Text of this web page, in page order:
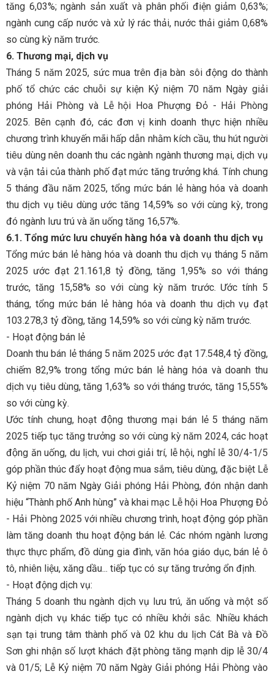
tăng 6,03%; ngành sản xuất và phân phối điện giảm 0,63%;
ngành cung cấp nước và xử lý rác thải, nước thải giảm 0,68%
so cùng kỳ năm trước.
6. Thương mại, dịch vụ
Tháng 5 năm 2025, sức mua trên địa bàn sôi động do thành
phố tổ chức các chuỗi sự kiện Kỷ niệm 70 năm Ngày giải
phóng Hải Phòng và Lễ hội Hoa Phượng Đỏ - Hải Phòng
2025. Bên cạnh đó, các đơn vị kinh doanh thực hiện nhiều
chương trình khuyến mãi hấp dẫn nhằm kích cầu, thu hút người
tiêu dùng nên doanh thu các ngành ngành thương mại, dịch vụ
và vận tải của thành phố đạt mức tăng trưởng khá. Tính chung
5 tháng đầu năm 2025, tổng mức bán lẻ hàng hóa và doanh
thu dịch vụ tiêu dùng ước tăng 14,59% so với cùng kỳ, trong
đó ngành lưu trú và ăn uống tăng 16,57%.
6.1. Tổng mức lưu chuyển hàng hóa và doanh thu dịch vụ
Tổng mức bán lẻ hàng hóa và doanh thu dịch vụ tháng 5 năm
2025 ước đạt 21.161,8 tỷ đồng, tăng 1,95% so với tháng
trước, tăng 15,58% so với cùng kỳ năm trước. Ước tính 5
tháng, tổng mức bán lẻ hàng hóa và doanh thu dịch vụ đạt
103.278,3 tỷ đồng, tăng 14,59% so với cùng kỳ năm trước.
- Hoạt động bán lẻ
Doanh thu bán lẻ tháng 5 năm 2025 ước đạt 17.548,4 tỷ đồng,
chiếm 82,9% trong tổng mức bán lẻ hàng hóa và doanh thu
dịch vụ tiêu dùng, tăng 1,63% so với tháng trước, tăng 15,55%
so với cùng kỳ.
Ước tính chung, hoạt động thương mại bán lẻ 5 tháng năm
2025 tiếp tục tăng trưởng so với cùng kỳ năm 2024, các hoạt
động ăn uống, du lịch, vui chơi giải trí, lễ hội, nghỉ lễ 30/4-1/5
góp phần thúc đẩy hoạt động mua sắm, tiêu dùng, đặc biệt Lễ
Kỷ niệm 70 năm Ngày Giải phóng Hải Phòng, đón nhận danh
hiệu “Thành phố Anh hùng” và khai mạc Lễ hội Hoa Phượng Đỏ
- Hải Phòng 2025 với nhiều chương trình, hoạt động góp phần
làm tăng doanh thu hoạt động bán lẻ. Các nhóm ngành lương
thực thực phẩm, đồ dùng gia đình, văn hóa giáo dục, bán lẻ ô
tô, nhiên liệu, xăng dầu... tiếp tục có sự tăng trưởng ổn định.
- Hoạt động dịch vụ:
Tháng 5 doanh thu ngành dịch vụ lưu trú, ăn uống và một số
ngành dịch vụ khác tiếp tục có nhiều khởi sắc. Nhiều khách
sạn tại trung tâm thành phố và 02 khu du lịch Cát Bà và Đồ
Sơn ghi nhận số lượt khách đặt phòng tăng mạnh dịp lễ 30/4
và 01/5; Lễ Kỷ niệm 70 năm Ngày Giải phóng Hải Phòng vào